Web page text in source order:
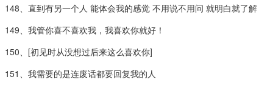
148、直到有另一个人 能体会我的感觉 不用说不用问 就明白就了解
149、我管你喜不喜欢我，我喜欢你就好！
150、[初见时从没想过后来这么喜欢你]
151、我需要的是连废话都要回复我的人